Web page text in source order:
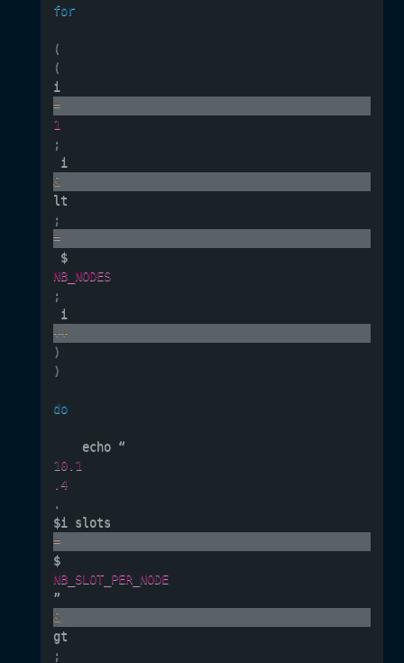
for
(
(
i
=
1
;
i
&
lt
;
=
$
NB_NODES
;
i
++
)
)
do
    echo “
10.1
.4
.
$i slots
=
$
NB_SLOT_PER_NODE
”
&
gt
;